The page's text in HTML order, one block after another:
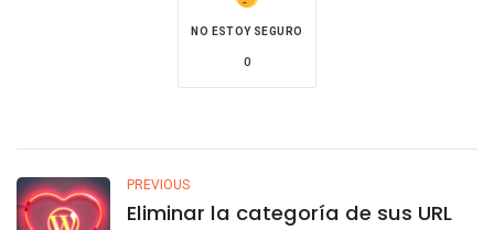
NO ESTOY SEGURO
0
PREVIOUS
Eliminar la categoría de sus URL